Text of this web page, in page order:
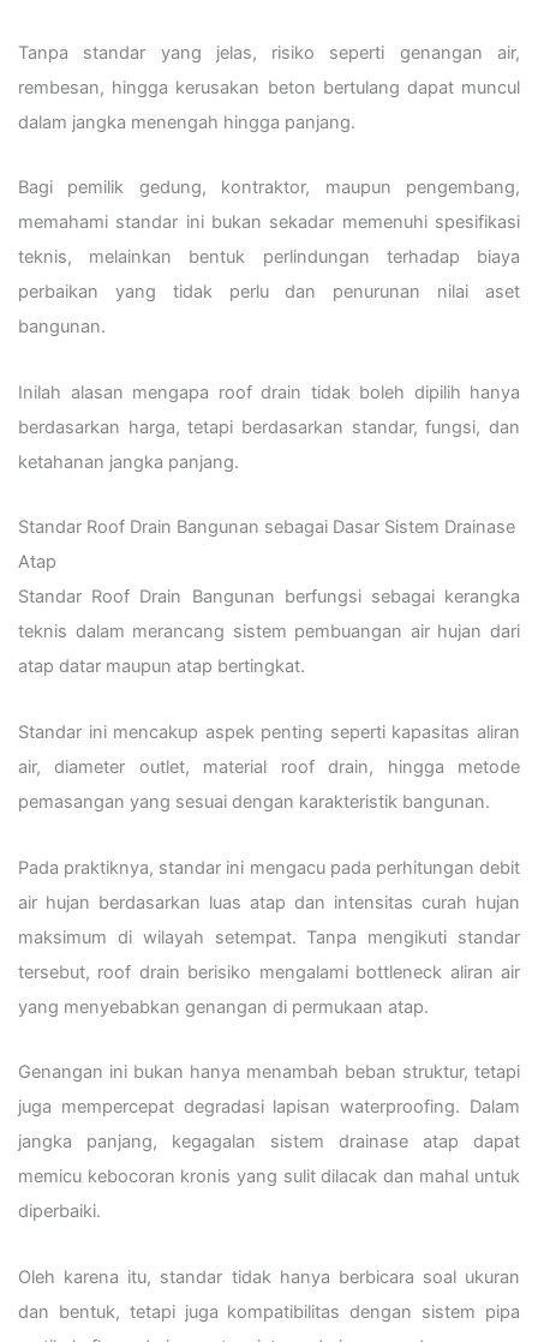
Tanpa standar yang jelas, risiko seperti genangan air,
rembesan, hingga kerusakan beton bertulang dapat muncul
dalam jangka menengah hingga panjang.
Bagi pemilik gedung, kontraktor, maupun pengembang,
memahami standar ini bukan sekadar memenuhi spesifikasi
teknis, melainkan bentuk perlindungan terhadap biaya
perbaikan yang tidak perlu dan penurunan nilai aset
bangunan.
Inilah alasan mengapa roof drain tidak boleh dipilih hanya
berdasarkan harga, tetapi berdasarkan standar, fungsi, dan
ketahanan jangka panjang.
Standar Roof Drain Bangunan sebagai Dasar Sistem Drainase
Atap
Standar Roof Drain Bangunan berfungsi sebagai kerangka
teknis dalam merancang sistem pembuangan air hujan dari
atap datar maupun atap bertingkat.
Standar ini mencakup aspek penting seperti kapasitas aliran
air, diameter outlet, material roof drain, hingga metode
pemasangan yang sesuai dengan karakteristik bangunan.
Pada praktiknya, standar ini mengacu pada perhitungan debit
air hujan berdasarkan luas atap dan intensitas curah hujan
maksimum di wilayah setempat. Tanpa mengikuti standar
tersebut, roof drain berisiko mengalami bottleneck aliran air
yang menyebabkan genangan di permukaan atap.
Genangan ini bukan hanya menambah beban struktur, tetapi
juga mempercepat degradasi lapisan waterproofing. Dalam
jangka panjang, kegagalan sistem drainase atap dapat
memicu kebocoran kronis yang sulit dilacak dan mahal untuk
diperbaiki.
Oleh karena itu, standar tidak hanya berbicara soal ukuran
dan bentuk, tetapi juga kompatibilitas dengan sistem pipa